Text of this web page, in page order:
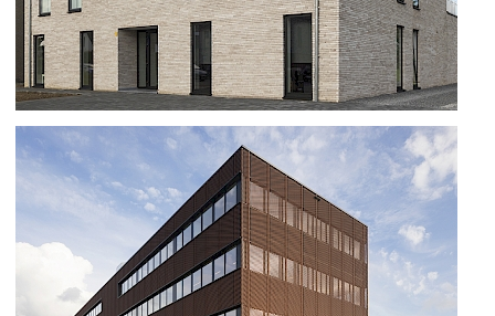
IMMEUBLE D'APPARTEMENTS À
OPGLABBEEK